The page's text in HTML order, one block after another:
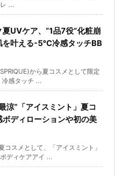
...
UVケア、“1品7役”化粧崩
を叶える-5℃冷感タッチBB
から夏コスメとして限定
冷感タッチ ...
涼”「アイスミント」夏コ
ボディローションや初の美
コスメとして、「アイスミント」
ディケアアイ ...